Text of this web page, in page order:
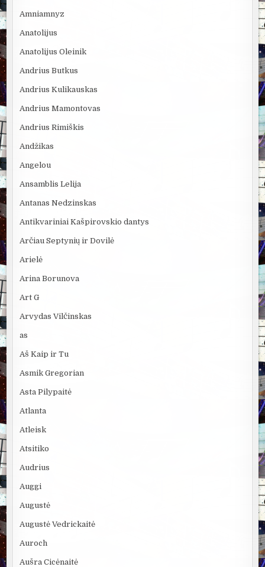
Amniamnyz
Anatolijus
Anatolijus Oleinik
Andrius Butkus
Andrius Kulikauskas
Andrius Mamontovas
Andrius Rimiškis
Andžikas
Angelou
Ansamblis Lelija
Antanas Nedzinskas
Antikvariniai Kašpirovskio dantys
Arčiau Septynių ir Dovilė
Arielė
Arina Borunova
Art G
Arvydas Vilčinskas
as
Aš Kaip ir Tu
Asmik Gregorian
Asta Pilypaitė
Atlanta
Atleisk
Atsitiko
Audrius
Auggi
Augustė
Augustė Vedrickaitė
Auroch
Aušra Cicėnaitė